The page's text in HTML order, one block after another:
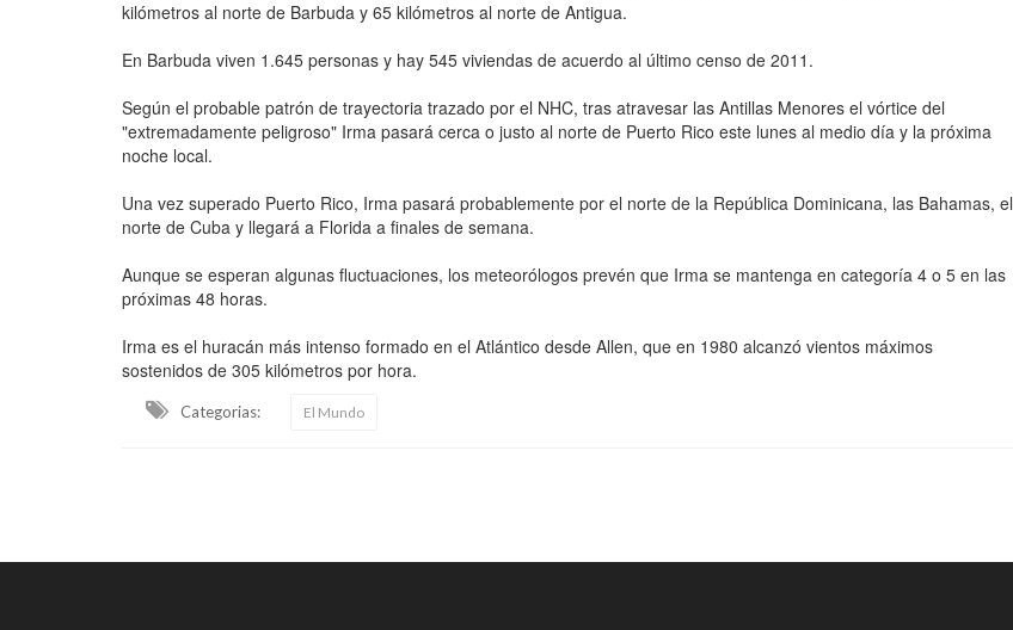
kilómetros al norte de Barbuda y 65 kilómetros al norte de Antigua.
En Barbuda viven 1.645 personas y hay 545 viviendas de acuerdo al último censo de 2011.
Según el probable patrón de trayectoria trazado por el NHC, tras atravesar las Antillas Menores el vórtice del
"extremadamente peligroso" Irma pasará cerca o justo al norte de Puerto Rico este lunes al medio día y la próxima
noche local.
Una vez superado Puerto Rico, Irma pasará probablemente por el norte de la República Dominicana, las Bahamas, el
norte de Cuba y llegará a Florida a finales de semana.
Aunque se esperan algunas fluctuaciones, los meteorólogos prevén que Irma se mantenga en categoría 4 o 5 en las
próximas 48 horas.
Irma es el huracán más intenso formado en el Atlántico desde Allen, que en 1980 alcanzó vientos máximos
sostenidos de 305 kilómetros por hora.
Categorias: El Mundo